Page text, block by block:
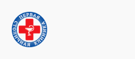
Первая Столичная Клиника